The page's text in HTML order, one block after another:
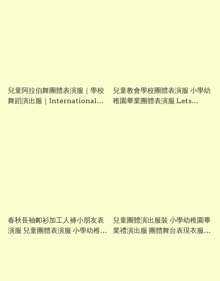
兒童阿拉伯舞團體表演服｜學校
舞蹈演出服｜International
兒童教會學校團體表演服 小學幼
稚園畢業團體表演服 Lets
春秋長袖卹衫加工人褲小朋友表
演服 兒童團體表演服 小學幼稚園
兒童團體演出服裝 小學幼稚園畢
業禮演出服 團體舞台表現衣服